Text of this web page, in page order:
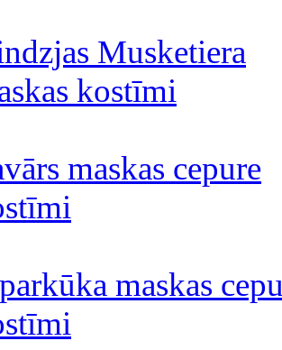
Musketiera
kostīmi
maskas cepure
maskas